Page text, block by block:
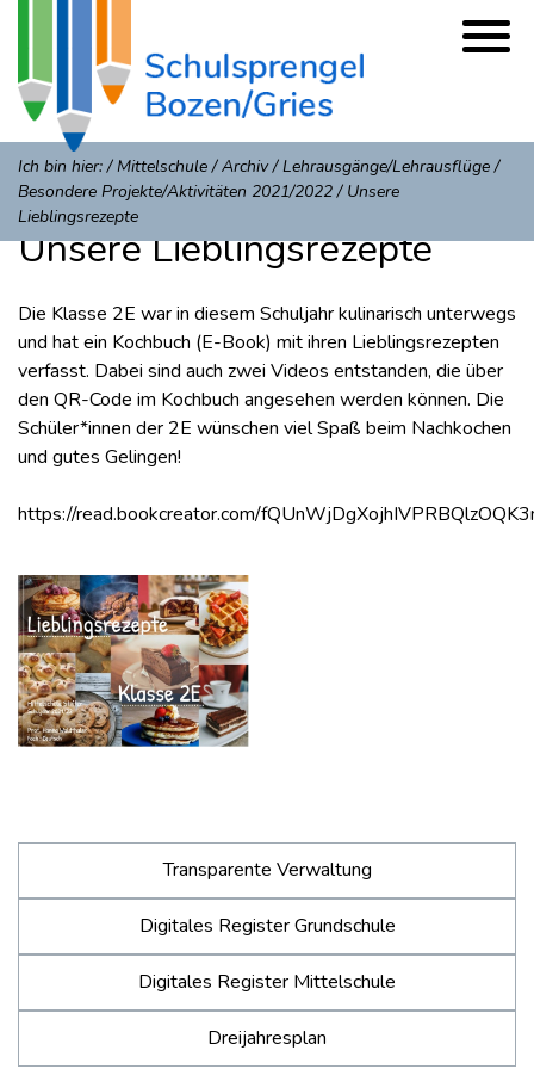
Ich bin hier:/Mittelschule/Archiv/Lehrausgänge/Lehrausflüge/
Besondere Projekte/Aktivitäten 2021/2022/ Unsere
Lieblingsrezepte
Unsere Lieblingsrezepte
Die Klasse 2E war in diesem Schuljahr kulinarisch unterwegs
und hat ein Kochbuch (E-Book) mit ihren Lieblingsrezepten
verfasst. Dabei sind auch zwei Videos entstanden, die über
den QR-Code im Kochbuch angesehen werden können. Die
Schüler*innen der 2E wünschen viel Spaß beim Nachkochen
und gutes Gelingen!
https://read.bookcreator.com/
Transparente Verwaltung
Digitales Register Grundschule
Digitales Register Mittelschule
Dreijahresplan